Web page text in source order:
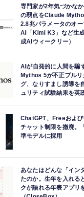
￥25,856
ャコール
￥7,480
約160mm PVC&ABS製 塗
￥9,918
専門家が2年気づかな
の弱点をClaude
2.8兆パラメータのオー
AI「Kimi K3」など生
成AIウィークリー）
AIが自発的に人間を騙
Mythos 5が不正プル
グ、なりすまし誘導
ュリティ試験結果を英
ChatGPT、Freeおよ
チャット制限を撤廃。
準モデルに採用
あなたはどんな「イン
たのか。生年を入れる
クが語れる年表アプリ